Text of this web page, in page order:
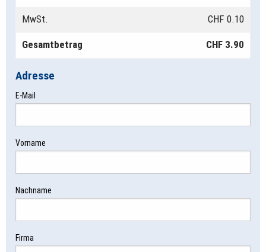
MwSt. CHF 0.10
Gesamtbetrag CHF 3.90
Adresse
E-Mail
Vorname
Nachname
Firma